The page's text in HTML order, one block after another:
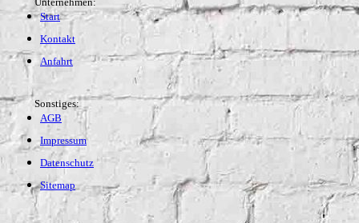
Start
Kontakt
Anfahrt
Sonstiges:
AGB
Impressum
Datenschutz
Sitemap